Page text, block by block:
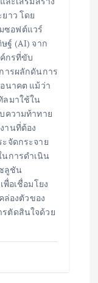
าว โดย
ซอฟต์แวร์
ฐ์ (AI) จาก
กรที่ขับ
ารผลักดันการ
นาคต แม้ว่า
ลมาใช้ใน
ความท้าทาย
านที่ต้อง
จัดกระจาย
การดำเนิน
ลูชัน
อเชื่อมโยง
ล่องตัวของ
ตัดสินใจด้วย